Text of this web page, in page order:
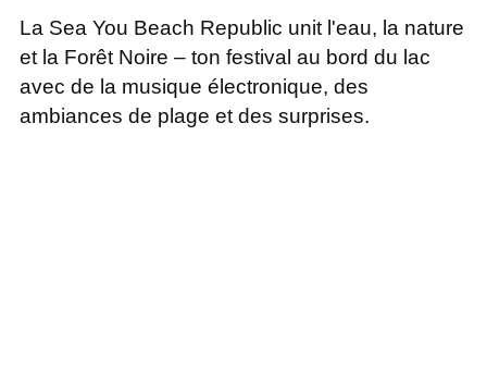
La Sea You Beach Republic unit l'eau, la nature
et la Forêt Noire – ton festival au bord du lac
avec de la musique électronique, des
ambiances de plage et des surprises.